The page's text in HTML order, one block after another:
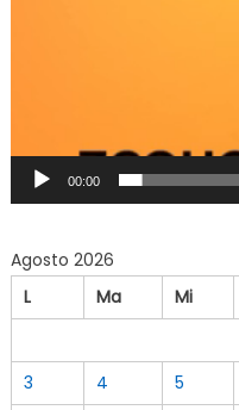
00:00
Agosto 2026
L
Ma Mi
3
4 5